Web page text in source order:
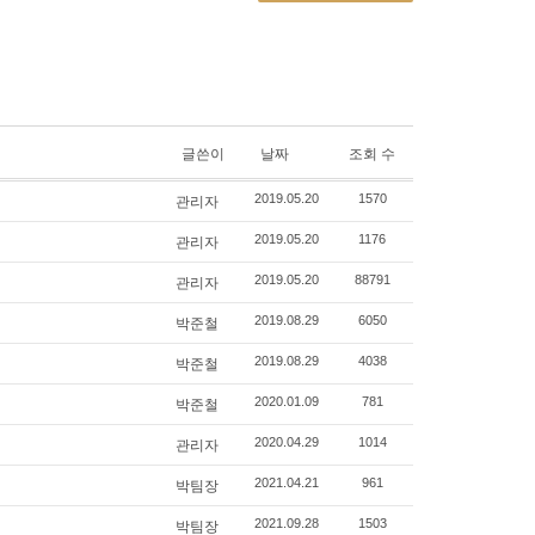
글쓴이 날짜 조회 수
관리자 2019.05.20 1570
관리자 2019.05.20 1176
관리자 2019.05.20 88791
박준철 2019.08.29 6050
박준철 2019.08.29 4038
박준철 2020.01.09 781
관리자 2020.04.29 1014
박팀장 2021.04.21 961
박팀장 2021.09.28 1503